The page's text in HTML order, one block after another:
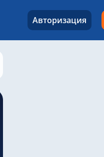
Авторизация